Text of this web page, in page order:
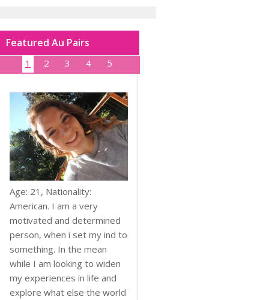
Featured Au Pairs
1 2 3 4 5
Age: 21, Nationality:
American. I am a very
motivated and determined
person, when i set my ind to
something. In the mean
while I am looking to widen
my experiences in life and
explore what else the world